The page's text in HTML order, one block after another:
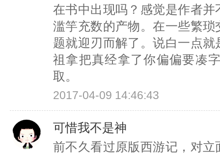
在书中出现吗？感觉是作者
滥竽充数的产物。在一些繁
题就迎刃而解了。说白一点
祖拿把真经拿了你偏偏要凑
取。
2017-04-09 14:46:43
可惜我不是神
前不久看过原版西游记，对